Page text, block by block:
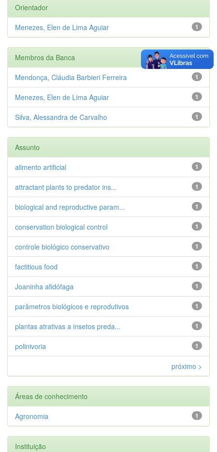
Orientador
1
Menezes, Elen de Lima Aguiar
Membros da Banca
1
Mendonça, Cláudia Barbieri Ferreira
1
Menezes, Elen de Lima Aguiar
1
Silva, Alessandra de Carvalho
Assunto
1
alimento artificial
1
attractant plants to predator ins...
1
biological and reproductive param...
1
conservation biological control
1
controle biológico conservativo
1
factitious food
1
Joaninha afidófaga
1
parâmetros biológicos e reprodutivos
1
plantas atrativas a insetos preda...
1
polinivoria
próximo >
Áreas de conhecimento
1
Agronomia
Instituição